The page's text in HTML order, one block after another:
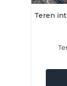
Teren